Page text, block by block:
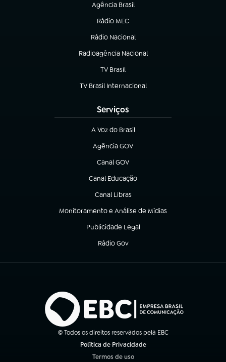
Agência Brasil
(abre em nova aba)
Rádio MEC
(abre em nova aba)
Rádio Nacional
Radioagência Nacional
(abre em nova aba)
TV Brasil
(abre em nova aba)
TV Brasil Internacional
(abre em nova aba)
Serviços
A Voz do Brasil
(abre em nova aba)
Agência GOV
(abre em nova aba)
Canal GOV
(abre em nova aba)
Canal Educação
(abre em nova aba)
Canal Libras
(abre em nova aba)
Monitoramento e Análise de Mídias
(abre em nova aba)
Publicidade Legal
(abre em nova aba)
Rádio Gov
(abre em nova aba)
© Todos os direitos reservados pela EBC
Política de Privacidade
Termos de uso